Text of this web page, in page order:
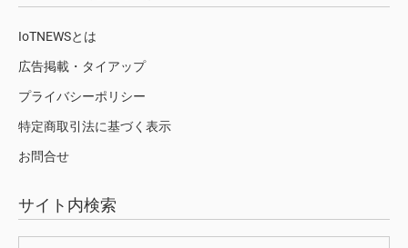
IoTNEWSとは
広告掲載・タイアップ
プライバシーポリシー
特定商取引法に基づく表示
お問合せ
サイト内検索